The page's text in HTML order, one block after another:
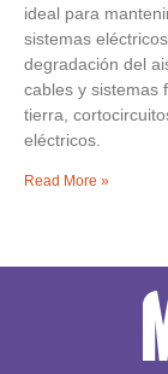
ideal para
sistemas
degradación del
cables y sistemas
tierra,
eléctricos.
Read More »